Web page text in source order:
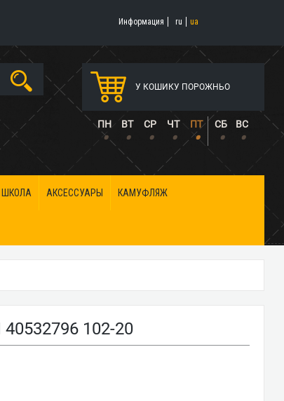
Информация ru ua
У КОШИКУ ПОРОЖНЬО
ПН ВТ СР ЧТ ПТ СБ ВС
• • • • • • •
ШКОЛА АКСЕССУАРЫ КАМУФЛЯЖ
102-20